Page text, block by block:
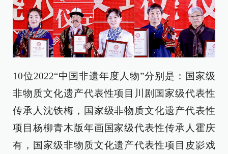
10位2022“中国非遗年度人物”分别是：国家级
非物质文化遗产代表性项目川剧国家级代表性
传承人沈铁梅，国家级非物质文化遗产代表性
项目杨柳青木版年画国家级代表性传承人霍庆
有，国家级非物质文化遗产代表性项目皮影戏